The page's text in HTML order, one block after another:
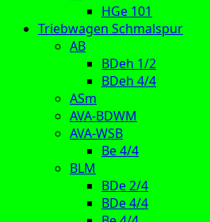
HGe 101
Triebwagen Schmalspur
AB
BDeh 1/2
BDeh 4/4
ASm
AVA-BDWM
AVA-WSB
Be 4/4
BLM
BDe 2/4
BDe 4/4